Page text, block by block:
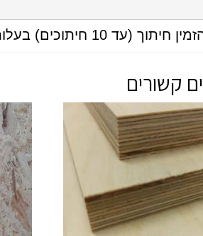
(עד 10 חיתוכים) בעלות 120 שח.
קשורים